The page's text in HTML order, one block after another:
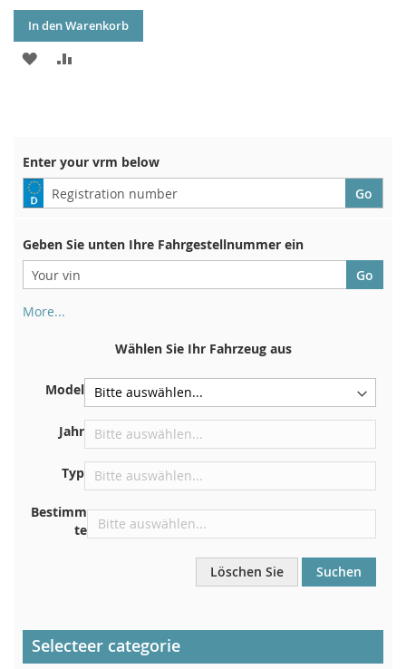
In den Warenkorb
ZUR
Enter your vrm below
Geben Sie unten Ihre Fahrgestellnummer ein
More...
Zulassungsbescheinigung. Und auch im Auto
Auf der Bodenplatte für den rechten Vordersitz
Zentrieren Sie es an der Trennwand unter der Haube
Direkt im Motorraum
Armaturenbrett
Wählen Sie Ihr Fahrzeug aus
Model
Jahr
Typ
Bestimm
te
Löschen Sie Suchen
Selecteer categorie